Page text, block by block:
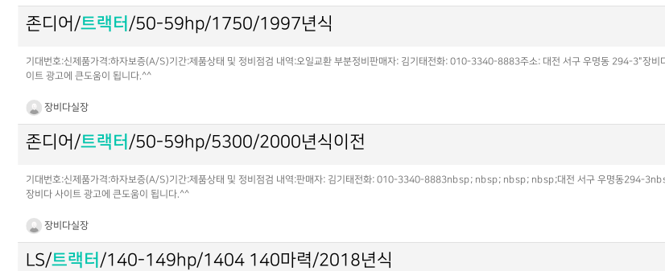
존디어/트랙터 /50-59hp/1750/1997년식
기대번호:신제품가격:하자보증(A/S)기간:제품상태 및 정비점검 내역:오일교환 부분정비판매자: 김기태전화: 010-3340-8883주소: 대전 서구 우명동 294-3"장비
이트 광고에 큰도움이 됩니다.^^
장비다실장
존디어/트랙터 /50-59hp/5300/2000년식이전
기대번호:신제품가격:하자보증(A/S)기간:제품상태 및 정비점검 내역:판매자: 김기태전화: 010-3340-8883nbsp; nbsp; nbsp; nbsp;대전 서구 우명동294-
장비다 사이트 광고에 큰도움이 됩니다.^^
장비다실장
LS/트랙터 /140-149hp/1404 140마력/2018년식